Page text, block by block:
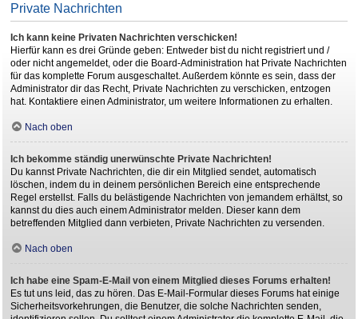
Private Nachrichten
Ich kann keine Privaten Nachrichten verschicken!
Hierfür kann es drei Gründe geben: Entweder bist du nicht registriert und /
oder nicht angemeldet, oder die Board-Administration hat Private Nachrichten
für das komplette Forum ausgeschaltet. Außerdem könnte es sein, dass der
Administrator dir das Recht, Private Nachrichten zu verschicken, entzogen
hat. Kontaktiere einen Administrator, um weitere Informationen zu erhalten.
Nach oben
Ich bekomme ständig unerwünschte Private Nachrichten!
Du kannst Private Nachrichten, die dir ein Mitglied sendet, automatisch
löschen, indem du in deinem persönlichen Bereich eine entsprechende
Regel erstellst. Falls du belästigende Nachrichten von jemandem erhältst, so
kannst du dies auch einem Administrator melden. Dieser kann dem
betreffenden Mitglied dann verbieten, Private Nachrichten zu versenden.
Nach oben
Ich habe eine Spam-E-Mail von einem Mitglied dieses Forums erhalten!
Es tut uns leid, das zu hören. Das E-Mail-Formular dieses Forums hat einige
Sicherheitsvorkehrungen, die Benutzer, die solche Nachrichten senden,